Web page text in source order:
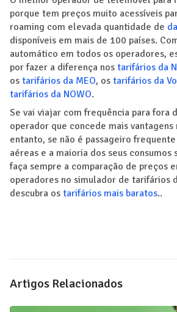
porque tem preços muito acessíveis
roaming com elevada quantidade de
disponíveis em mais de 100 países.
automático em todos os operadores,
por fazer a diferença nos tarifários da
os tarifários da MEO, os tarifários da
tarifários da NOWO.
Se vai viajar com frequência para fora
operador que concede mais
entanto, se não é passageiro
aéreas e a maioria dos seus consumos
faça sempre a comparação de preços
operadores no simulador de tarifários
descubra os tarifários mais baratos..
Artigos Relacionados